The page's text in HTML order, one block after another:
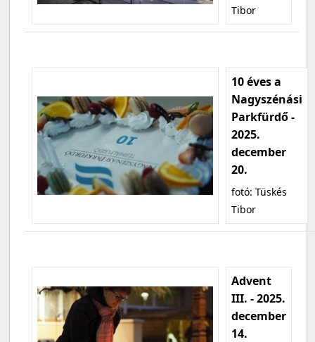
Tibor
10 éves a
Nagyszénási
Parkfürdő -
2025.
december
20.
fotó: Tüskés
Tibor
Advent
III. - 2025.
december
14.